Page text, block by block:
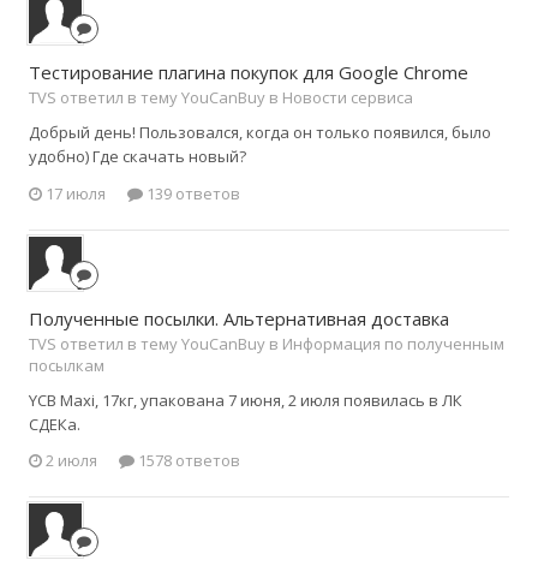
Тестирование плагина покупок для Google Chrome
TVS ответил в тему YouCanBuy в Новости сервиса
Добрый день! Пользовался, когда он только появился, было
удобно) Где скачать новый?
17 июля
139 ответов
Полученные посылки. Альтернативная доставка
TVS ответил в тему YouCanBuy в Информация по полученным
посылкам
YCB Maxi, 17кг, упакована 7 июня, 2 июля появилась в ЛК
СДЕКа.
2 июля
1578 ответов